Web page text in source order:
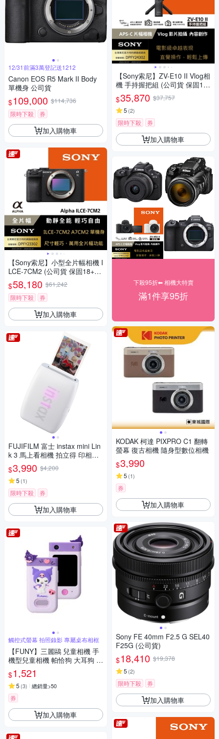
12/31前滿3萬登記送1212
Canon EOS R5 Mark II Body
單機身 公司貨
$109,000 $114,736
限時下殺
券
加入購物車
【Sony索尼】小型全片幅相機 I
LCE-7CM2 (公司貨 保固18+6
個月)
$58,180 $61,242
限時下殺
券
加入購物車
FUJIFILM 富士 instax mini Lin
k 3 馬上看相機 拍立得 印相機
公司貨
$3,990 $4,200
5 (1)
限時下殺 券
加入購物車
觸控式螢幕 拍照錄影 專屬桌布相框
【FUNY】三麗鷗 兒童相機 手
機型兒童相機 帕恰狗 大耳狗 酷
洛米
$1,521
5 (3) 總銷量>50
券
加入購物車
【Sony索尼】ZV-E10 II Vlog相
機 手持握把組 (公司貨 保固18
+6個月)
$35,870 $37,757
5 (2)
限時下殺 券
加入購物車
下殺95折⬅︎ 相機大特賣
滿1件享95折
KODAK 柯達 PIXPRO C1 翻轉
螢幕 復古相機 隨身型數位相機
$3,990
5 (1)
券
加入購物車
Sony FE 40mm F2.5 G SEL40
F25G (公司貨)
$18,410 $19,378
5 (2)
限時下殺 券
加入購物車